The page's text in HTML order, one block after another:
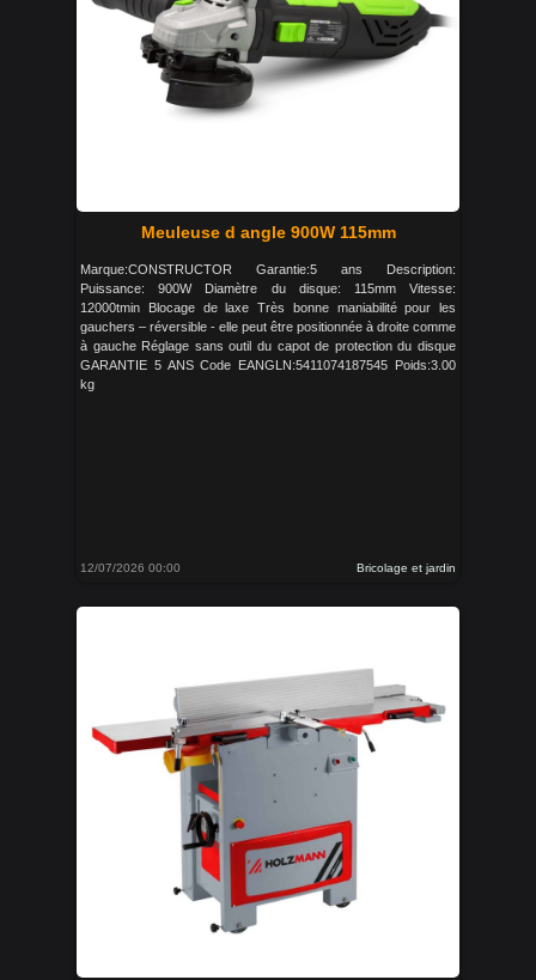
Meuleuse d angle 900W 115mm
Marque:CONSTRUCTOR Garantie:5 ans Description:
Puissance: 900W Diamètre du disque: 115mm Vitesse:
12000tmin Blocage de laxe Très bonne maniabilité pour les
gauchers – réversible - elle peut être positionnée à droite comme
à gauche Réglage sans outil du capot de protection du disque
GARANTIE 5 ANS Code EANGLN:5411074187545 Poids:3.00
kg
12/07/2026 00:00 Bricolage et jardin